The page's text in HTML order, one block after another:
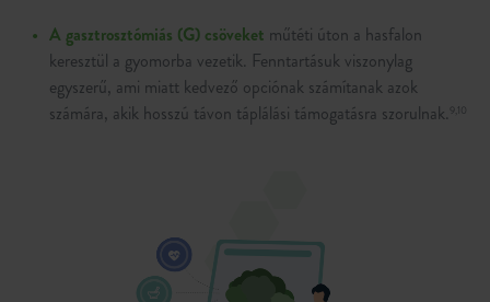
A gasztrosztómiás (G) csöveket műtéti úton a hasfalon
keresztül a gyomorba vezetik. Fenntartásuk viszonylag
egyszerű, ami miatt kedvező opciónak számítanak azok
számára, akik hosszú távon táplálási támogatásra szorulnak.
9,10